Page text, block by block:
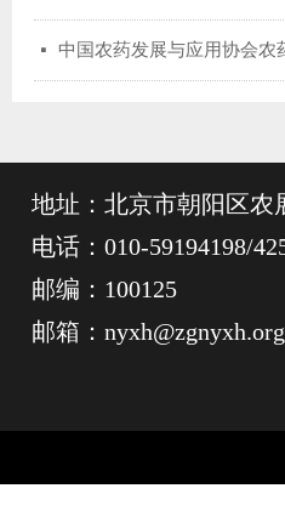
넷 中国农药发展与应用协会农
地址：北京市朝阳区农
电话：010-59194198/
邮编：100125
邮箱：